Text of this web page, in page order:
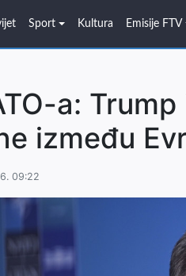
Sport Kultura Emisije FTV
a:
između
09:22